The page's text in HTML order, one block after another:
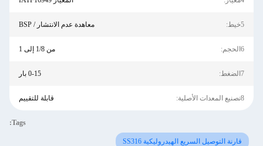
5خيط: معاهدة عدم الانتشار / BSP
6الحجم: من 1/8 إلى 1
7الضغط: 0-15 بار
8تصنيع المعدات الأصلية: قابلة للتقييم
Tags:
قارنة التوصيل السريع الهيدروليكية SS316